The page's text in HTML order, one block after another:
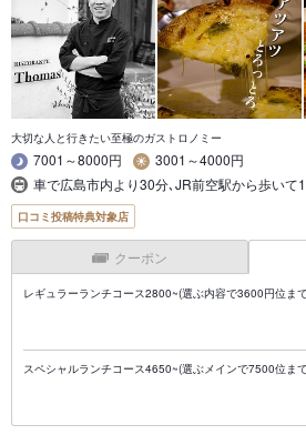
大切な人と行きたい至極のガストロノミー
7001～8000円
3001～4000円
車で広島市内より30分､JR前空駅から歩いて
口コミ投稿特典対象店
クーポン
レギュラーランチコース2800~(選ぶ内容で3600円位ま
スペシャルランチコース4650~(選ぶメインで7500位ま